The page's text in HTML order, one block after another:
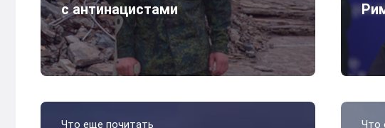
с антинацистами
Что еще почитать Что